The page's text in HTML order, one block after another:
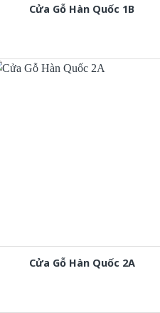
Cửa Gỗ Hàn Quốc 1B
Cửa Gỗ Hàn Quốc 2A